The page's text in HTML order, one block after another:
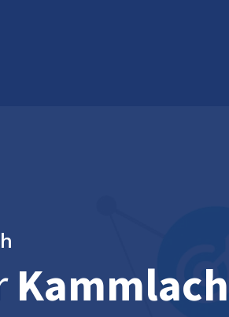
Kammlach